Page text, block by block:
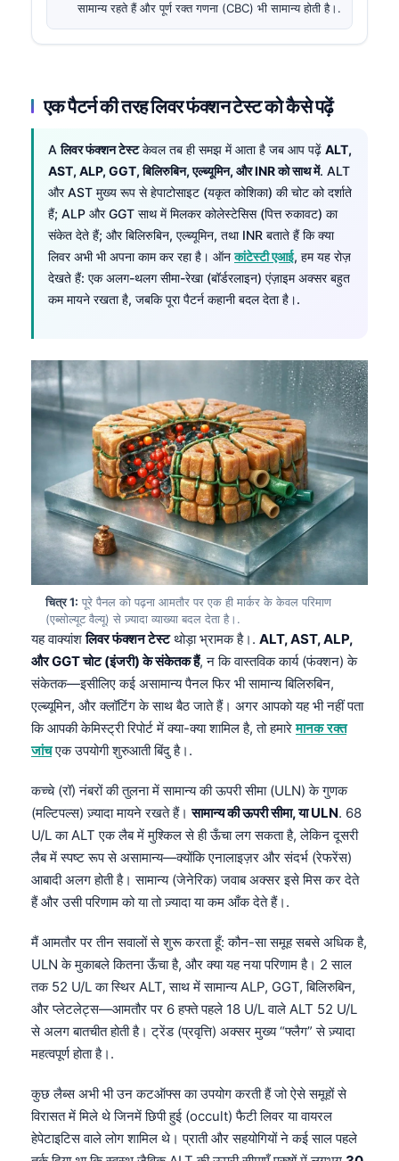
सामान्य रहते हैं और पूर्ण रक्त गणना (CBC) भी सामान्य होती है।.
एक पैटर्न की तरह लिवर फंक्शन टेस्ट को कैसे पढ़ें
Aलिवर फंक्शन टेस्टकेवल तब ही समझ में आता है जब आप पढ़ें ALT,
AST, ALP, GGT, बिलिरुबिन, एल्ब्यूमिन, और INR को साथ में. ALT
और AST मुख्य रूप से हेपाटोसाइट (यकृत कोशिका) की चोट को दर्शाते
हैं; ALP और GGT साथ में मिलकर कोलेस्टेसिस (पित्त रुकावट) का
संकेत देते हैं; और बिलिरुबिन, एल्ब्यूमिन, तथा INR बताते हैं कि क्या
लिवर अभी भी अपना काम कर रहा है। ऑनकांटेस्टी एआई, हम यह रोज़
देखते हैं: एक अलग-थलग सीमा-रेखा (बॉर्डरलाइन) एंज़ाइम अक्सर बहुत
कम मायने रखता है, जबकि पूरा पैटर्न कहानी बदल देता है।.
चित्र 1: पूरे पैनल को पढ़ना आमतौर पर एक ही मार्कर के केवल परिमाण
(एब्सोल्यूट वैल्यू) से ज़्यादा व्याख्या बदल देता है।.
यह वाक्यांशलिवर फंक्शन टेस्टथोड़ा भ्रामक है।. ALT, AST, ALP,
और GGT चोट (इंजरी) के संकेतक हैं, न कि वास्तविक कार्य (फंक्शन) के
संकेतक—इसीलिए कई असामान्य पैनल फिर भी सामान्य बिलिरुबिन,
एल्ब्यूमिन, और क्लॉटिंग के साथ बैठ जाते हैं। अगर आपको यह भी नहीं पता
कि आपकी केमिस्ट्री रिपोर्ट में क्या-क्या शामिल है, तो हमारेमानक रक्त
जांचएक उपयोगी शुरुआती बिंदु है।.
कच्चे (रॉ) नंबरों की तुलना में सामान्य की ऊपरी सीमा (ULN) के गुणक
(मल्टिपल्स) ज़्यादा मायने रखते हैं।सामान्य की ऊपरी सीमा, या ULN. 68
U/L का ALT एक लैब में मुश्किल से ही ऊँचा लग सकता है, लेकिन दूसरी
लैब में स्पष्ट रूप से असामान्य—क्योंकि एनालाइज़र और संदर्भ (रेफरेंस)
आबादी अलग होती है। सामान्य (जेनेरिक) जवाब अक्सर इसे मिस कर देते
हैं और उसी परिणाम को या तो ज़्यादा या कम आँक देते हैं।.
मैं आमतौर पर तीन सवालों से शुरू करता हूँ: कौन-सा समूह सबसे अधिक है,
ULN के मुकाबले कितना ऊँचा है, और क्या यह नया परिणाम है। 2 साल
तक 52 U/L का स्थिर ALT, साथ में सामान्य ALP, GGT, बिलिरुबिन,
और प्लेटलेट्स—आमतौर पर 6 हफ्ते पहले 18 U/L वाले ALT 52 U/L
से अलग बातचीत होती है। ट्रेंड (प्रवृत्ति) अक्सर मुख्य “फ्लैग” से ज़्यादा
महत्वपूर्ण होता है।.
कुछ लैब्स अभी भी उन कटऑफ्स का उपयोग करती हैं जो ऐसे समूहों से
विरासत में मिले थे जिनमें छिपी हुई (occult) फैटी लिवर या वायरल
हेपेटाइटिस वाले लोग शामिल थे। प्राती और सहयोगियों ने कई साल पहले